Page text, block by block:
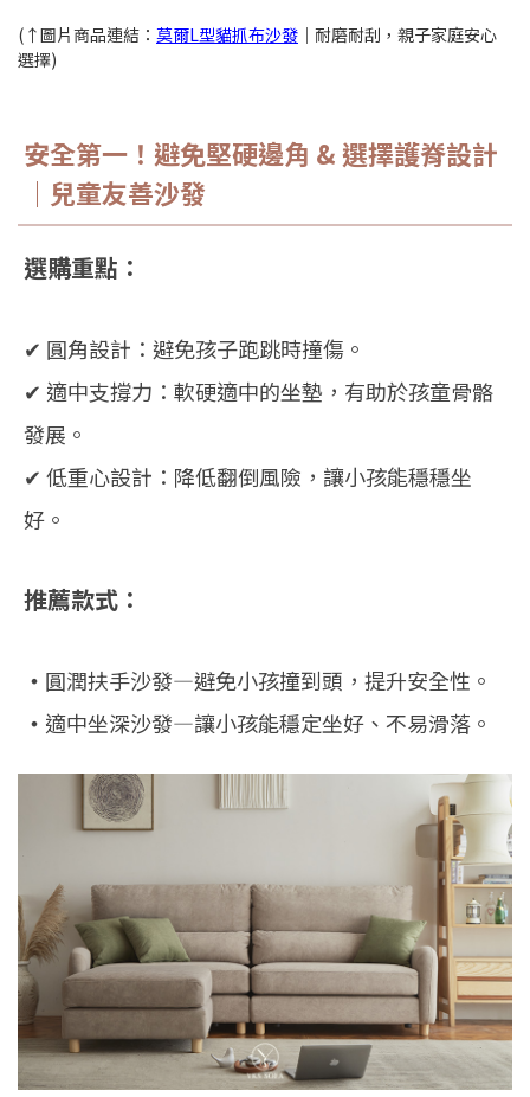
(↑圖片商品連結： 莫爾L型貓抓布沙發 ｜耐磨耐刮，親子家庭安心
選擇)
安全第一！避免堅硬邊角 & 選擇護脊設計
｜兒童友善沙發
選購重點：
✔ 圓角設計：避免孩子跑跳時撞傷。
✔ 適中支撐力：軟硬適中的坐墊，有助於孩童骨骼
發展。
✔ 低重心設計：降低翻倒風險，讓小孩能穩穩坐
好。
推薦款式：
‧ 圓潤扶手沙發—避免小孩撞到頭，提升安全性。
‧ 適中坐深沙發—讓小孩能穩定坐好、不易滑落。